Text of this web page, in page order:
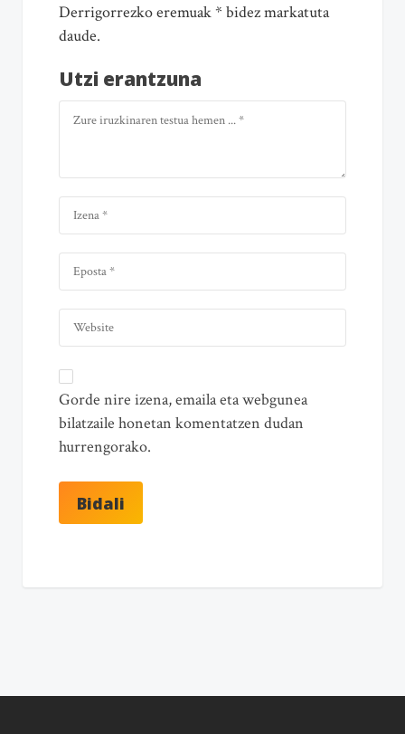
Derrigorrezko eremuak * bidez markatuta
daude.
Utzi erantzuna
Gorde nire izena, emaila eta webgunea
bilatzaile honetan komentatzen dudan
hurrengorako.